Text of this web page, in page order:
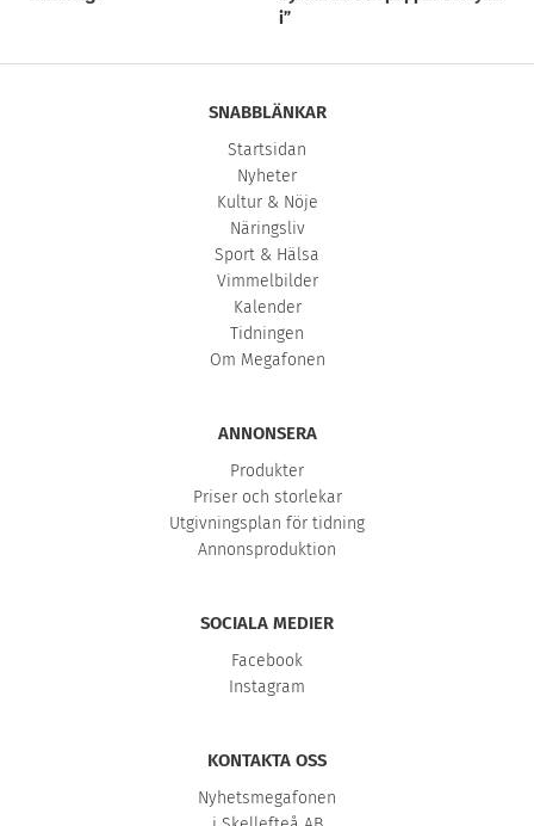
i”
SNABBLÄNKAR
Startsidan
Nyheter
Kultur & Nöje
Näringsliv
Sport & Hälsa
Vimmelbilder
Kalender
Tidningen
Om Megafonen
ANNONSERA
Produkter
Priser och storlekar
Utgivningsplan för tidning
Annonsproduktion
SOCIALA MEDIER
Facebook
Instagram
KONTAKTA OSS
Nyhetsmegafonen